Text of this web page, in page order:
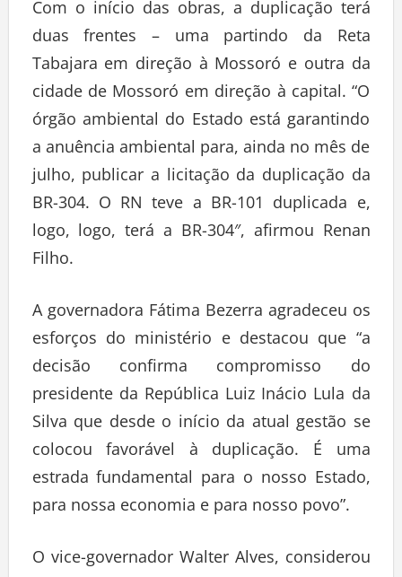
Com o início das obras, a duplicação terá
duas frentes – uma partindo da Reta
Tabajara em direção à Mossoró e outra da
cidade de Mossoró em direção à capital. “O
órgão ambiental do Estado está garantindo
a anuência ambiental para, ainda no mês de
julho, publicar a licitação da duplicação da
BR-304. O RN teve a BR-101 duplicada e,
logo, logo, terá a BR-304″, afirmou Renan
Filho.
A governadora Fátima Bezerra agradeceu os
esforços do ministério e destacou que “a
decisão confirma compromisso do
presidente da República Luiz Inácio Lula da
Silva que desde o início da atual gestão se
colocou favorável à duplicação. É uma
estrada fundamental para o nosso Estado,
para nossa economia e para nosso povo”.
O vice-governador Walter Alves, considerou